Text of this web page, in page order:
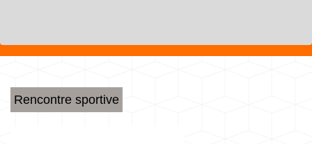
Rencontre sportive